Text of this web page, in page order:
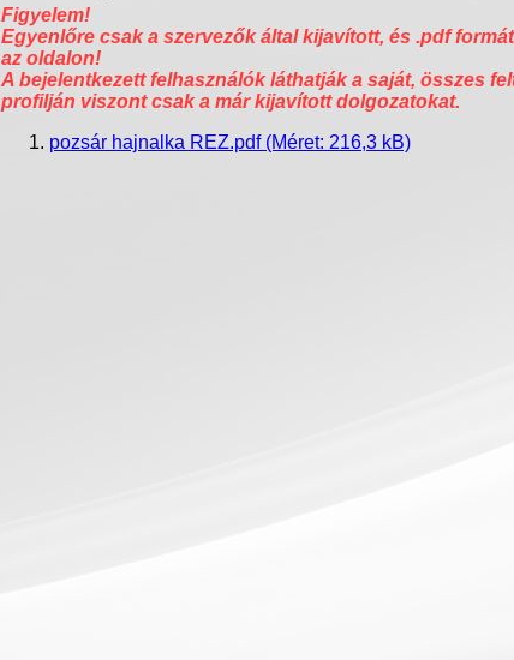
Figyelem!
Egyenlőre csak a szervezők által kijavított, és .pdf
az oldalon!
A bejelentkezett felhasználók láthatják a saját, összes
profilján viszont csak a már kijavított dolgozatokat.
pozsár hajnalka REZ.pdf(Méret: 216,3 kB)